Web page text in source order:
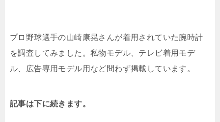
プロ野球選手の山崎康晃さんが着用されていた腕時計
を調査してみました。私物モデル、テレビ着用モデ
ル、広告専用モデル用など問わず掲載しています。
記事は下に続きます。